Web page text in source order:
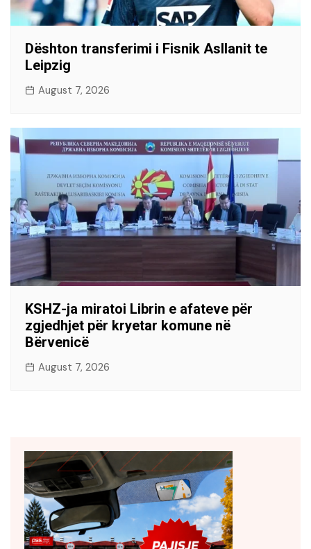
Dështon transferimi i Fisnik Asllanit te
Leipzig
August 7, 2026
KSHZ-ja miratoi Librin e afateve për
zgjedhjet për kryetar komune në
Bërvenicë
August 7, 2026